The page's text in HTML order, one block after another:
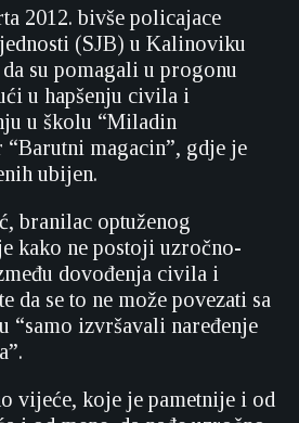
2012. bivše policajace
(SJB) u Kalinoviku
su pomagali u progonu
u hapšenju civila i
u školu “Miladin
magacin”, gdje je
ubijen.
branilac optuženog
kako ne postoji uzročno-
dovođenja civila i
da se to ne može povezati sa
“samo izvršavali naređenje
vijeće, koje je pametnije i od